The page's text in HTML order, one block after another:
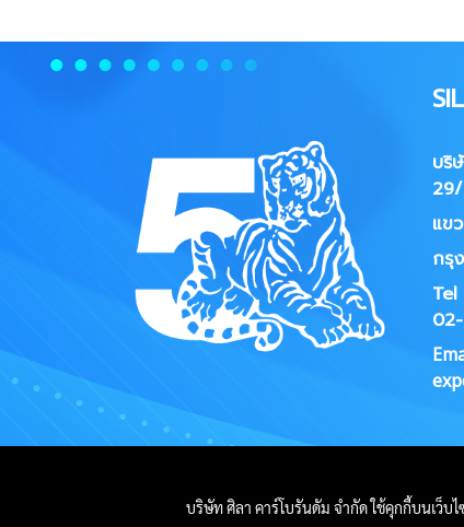
บริ
แข
กรุ
บริษัท ศิลา คาร์โบรันดัม จำกัด ใช้คุกกี้บนเว็บ